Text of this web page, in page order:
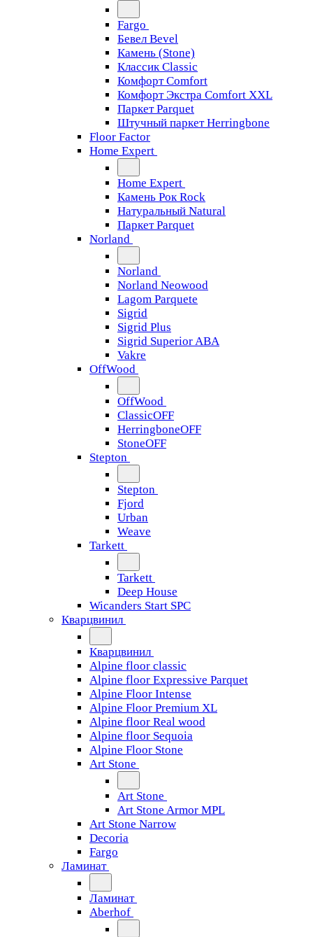
Fargo
Бевел Bevel
Камень (Stone)
Классик Classic
Комфорт Comfort
Комфорт Экстра Comfort XXL
Паркет Parquet
Штучный паркет Herringbone
Floor Factor
Home Expert
Home Expert
Камень Рок Rock
Натуральный Natural
Паркет Parquet
Norland
Norland
Norland Neowood
Lagom Parquete
Sigrid
Sigrid Plus
Sigrid Superior ABA
Vakre
OffWood
OffWood
ClassicOFF
HerringboneOFF
StoneOFF
Stepton
Stepton
Fjord
Urban
Weave
Tarkett
Tarkett
Deep House
Wicanders Start SPC
Кварцвинил
Кварцвинил
Alpine floor classic
Alpine floor Expressive Parquet
Alpine Floor Intense
Alpine Floor Premium XL
Alpine floor Real wood
Alpine floor Sequoia
Alpine Floor Stone
Art Stone
Art Stone
Art Stone Armor MPL
Art Stone Narrow
Decoria
Fargo
Ламинат
Ламинат
Aberhof